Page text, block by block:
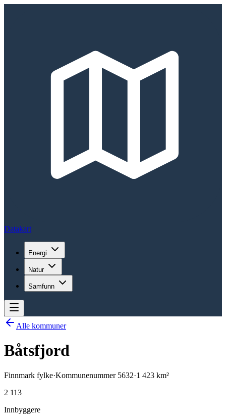
Datakart
Energi
Natur
Samfunn
Alle kommuner
Båtsfjord
Finnmark fylke·Kommunenummer 5632·1 423 km²
2 113
Innbyggere